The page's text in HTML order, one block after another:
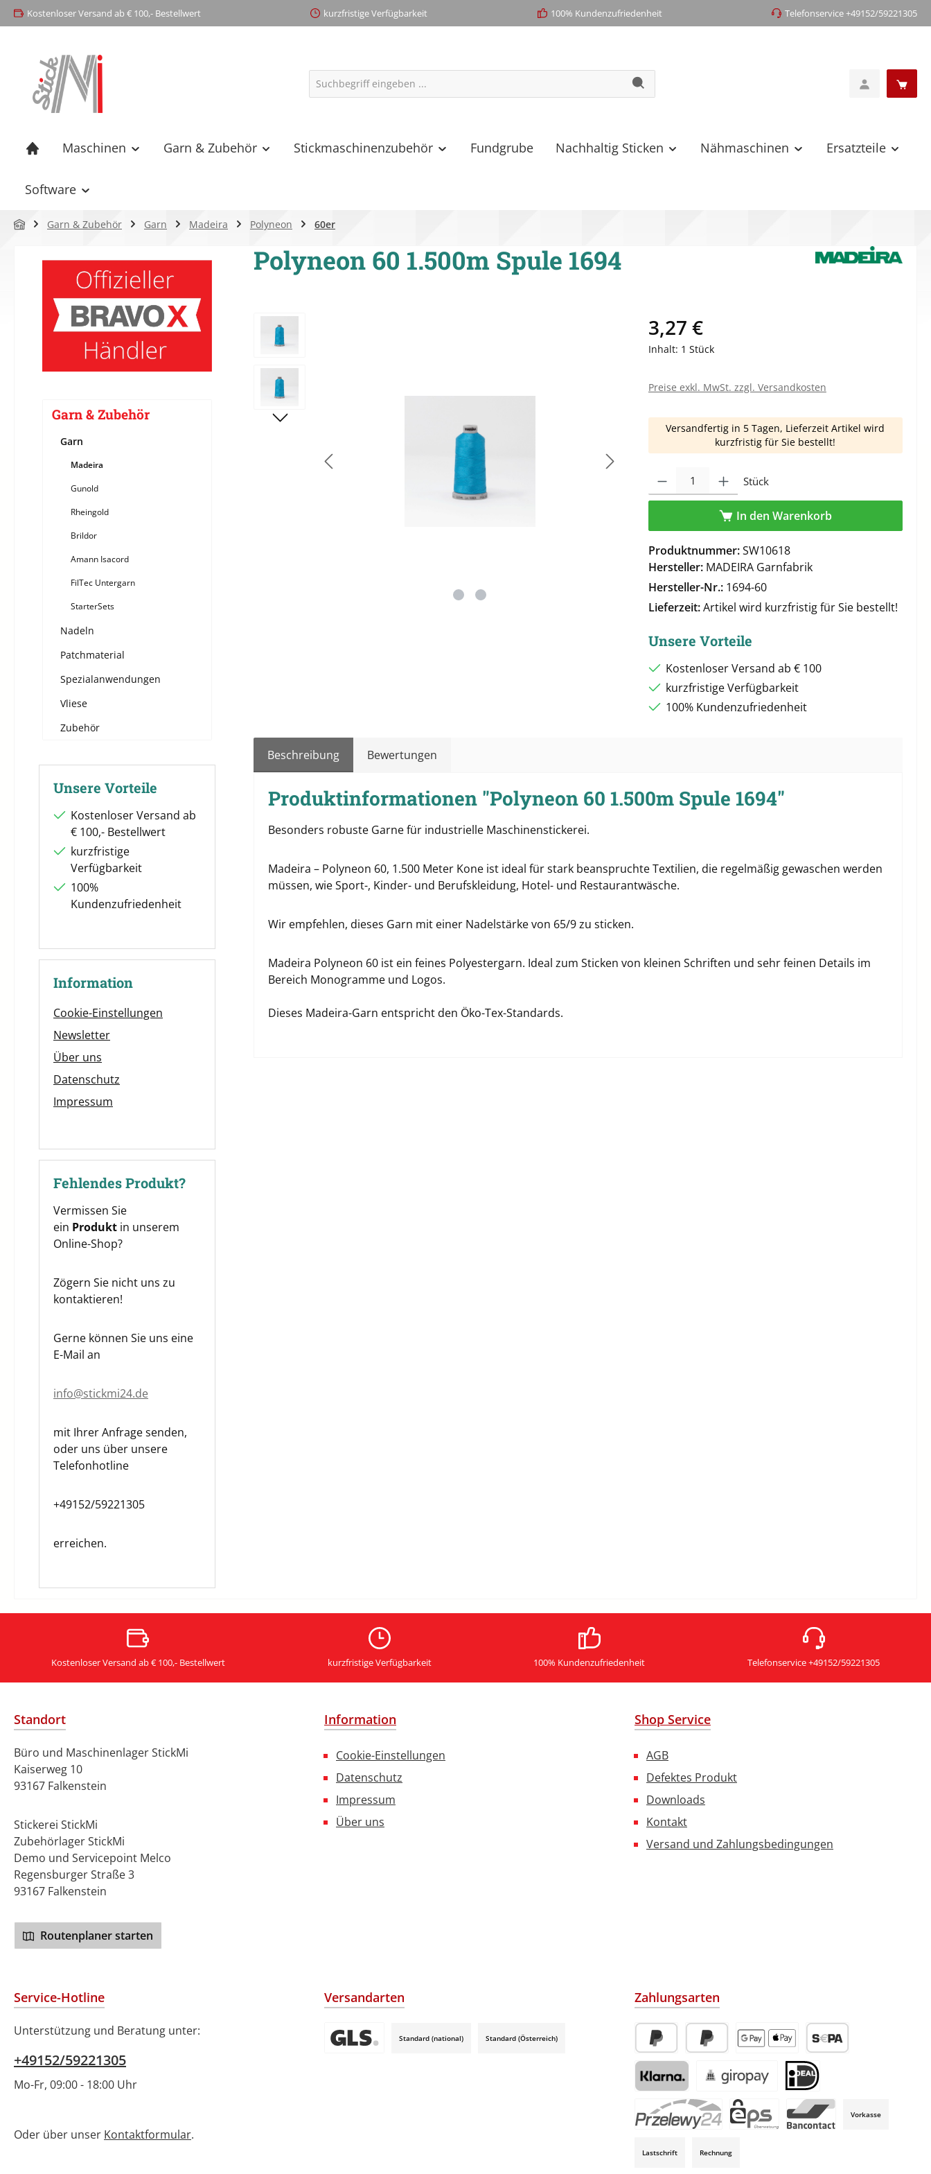
Zur Hauptnavigation springen
Kostenloser Versand ab € 100,- Bestellwert kurzfristige Verfügbarkeit 100% Kundenzufriedenheit Telefonservice +49152/59221305
Maschinen Garn & Zubehör Stickmaschinenzubehör Fundgrube Nachhaltig Sticken Nähmaschinen Ersatzteile
Software
Garn & Zubehör Garn Madeira Polyneon 60er
Garn & Zubehör
Garn
Madeira
Gunold
Rheingold
Brildor
Amann Isacord
FilTec Untergarn
StarterSets
Nadeln
Patchmaterial
Spezialanwendungen
Vliese
Zubehör
Unsere Vorteile
Kostenloser Versand ab
€ 100,- Bestellwert
kurzfristige
Verfügbarkeit
100%
Kundenzufriedenheit
Information
Cookie-Einstellungen
Newsletter
Über uns
Datenschutz
Impressum
Fehlendes Produkt?
Vermissen Sie
ein Produkt in unserem
Online-Shop?
Zögern Sie nicht uns zu
kontaktieren!
Gerne können Sie uns eine
E-Mail an
info@stickmi24.de
mit Ihrer Anfrage senden,
oder uns über unsere
Telefonhotline
+49152/59221305
erreichen.
Polyneon 60 1.500m Spule 1694
Bildergalerie überspringen 3,27 €
Inhalt: 1 Stück
Preise exkl. MwSt. zzgl. Versandkosten
Versandfertig in 5 Tagen, Lieferzeit Artikel wird
kurzfristig für Sie bestellt!
Stück
In den Warenkorb
Produktnummer:SW10618
Hersteller: MADEIRA Garnfabrik
Hersteller-Nr.: 1694-60
Lieferzeit:Artikel wird kurzfristig für Sie bestellt!
Unsere Vorteile
Kostenloser Versand ab € 100
kurzfristige Verfügbarkeit
100% Kundenzufriedenheit
Beschreibung Bewertungen
Produktinformationen "Polyneon 60 1.500m Spule 1694"
Besonders robuste Garne für industrielle Maschinenstickerei.
Madeira – Polyneon 60, 1.500 Meter Kone ist ideal für stark beanspruchte Textilien, die regelmäßig gewaschen werden
müssen, wie Sport-, Kinder- und Berufskleidung, Hotel- und Restaurantwäsche.
Wir empfehlen, dieses Garn mit einer Nadelstärke von 65/9 zu sticken.
Madeira Polyneon 60 ist ein feines Polyestergarn. Ideal zum Sticken von kleinen Schriften und sehr feinen Details im
Bereich Monogramme und Logos.
Dieses Madeira-Garn entspricht den Öko-Tex-Standards.
Kostenloser Versand ab € 100,- Bestellwert kurzfristige Verfügbarkeit 100% Kundenzufriedenheit Telefonservice +49152/59221305
Standort
Büro und Maschinenlager StickMi
Kaiserweg 10
93167 Falkenstein
Stickerei StickMi
Zubehörlager StickMi
Demo und Servicepoint Melco
Regensburger Straße 3
93167 Falkenstein
Routenplaner starten
Information
Cookie-Einstellungen
Datenschutz
Impressum
Über uns
Shop Service
AGB
Defektes Produkt
Downloads
Kontakt
Versand und Zahlungsbedingungen
Service-Hotline
Unterstützung und Beratung unter:
+49152/59221305
Mo-Fr, 09:00 - 18:00 Uhr
Oder über unser Kontaktformular.
Versandarten
Standard (national) Standard (Österreich)
Zahlungsarten
PayPal Später BezahlenApple Pay / Google Pay (via Stripe)
SEPA-Lastschrift (via
Klarna (via Stripe)Giropay (via Stripe) iDeal (via Stripe)
Vorkasse
Lastschrift Rechnung